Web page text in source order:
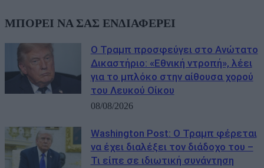
ΜΠΟΡΕΙ ΝΑ ΣΑΣ ΕΝΔΙΑΦΕΡΕΙ
Ο Τραμπ προσφεύγει στο Ανώτατο
Δικαστήριο: «Εθνική ντροπή», λέει
για το μπλόκο στην αίθουσα χορού
του Λευκού Οίκου
08/08/2026
Washington Post: Ο Τραμπ φέρεται
να έχει διαλέξει τον διάδοχο του –
Τι είπε σε ιδιωτική συνάντηση